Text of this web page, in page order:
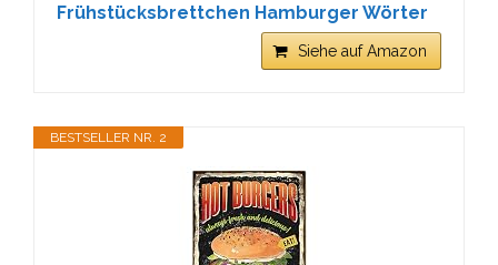
Frühstücksbrettchen Hamburger Wörter
Siehe auf Amazon
BESTSELLER NR. 2